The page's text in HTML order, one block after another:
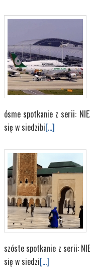
ósme spotkanie z serii:
się w siedzibi[...]
szóste spotkanie z serii:
się w siedzi[...]